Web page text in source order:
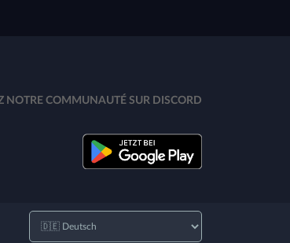
NOTRE COMMUNAUTÉ SUR DISCORD